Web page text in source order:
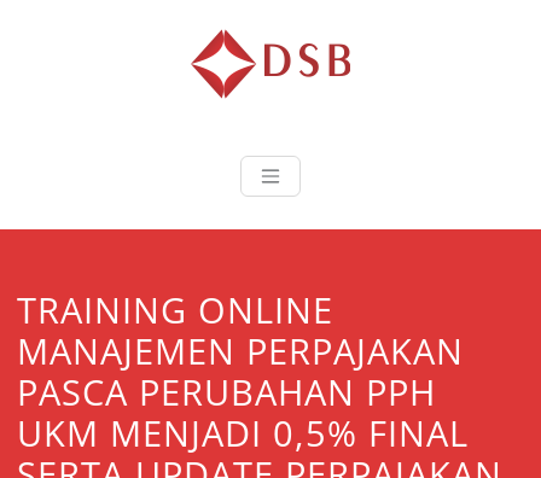
Diorama
TRAINING ONLINE
MANAJEMEN PERPAJAKAN
PASCA PERUBAHAN PPH
UKM MENJADI 0,5% FINAL